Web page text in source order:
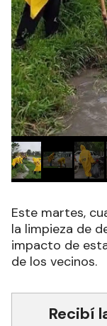
Este martes,
la limpieza de
impacto de
de los vecinos.
Recibí